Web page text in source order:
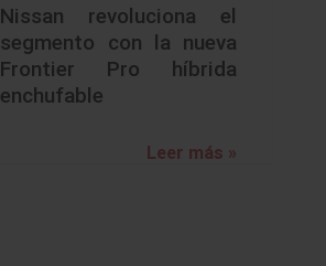
Nissan revoluciona el
segmento con la nueva
Frontier Pro híbrida
enchufable
Leer más »